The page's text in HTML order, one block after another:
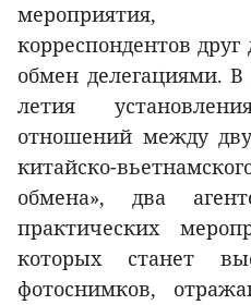
мероприятия,
корреспондентов
обмен делегациями. В
летия
отношений между
китайско-
обмена», два
практических
которых станет
фотоснимков,